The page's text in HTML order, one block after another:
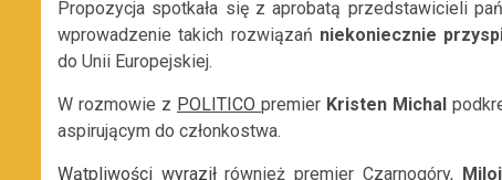
Propozycja spotkała się z aprobatą przedstawicieli
wprowadzenie takich rozwiązań niekoniecznie
do Unii Europejskiej.
W rozmowie z POLITICO premier Kristen Michal
aspirującym do członkostwa.
Wątpliwości wyraziłrównież premier Czarnogóry,